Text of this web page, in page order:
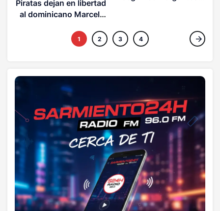
Piratas dejan en libertad
al dominicano Marcell
1 2 3 4